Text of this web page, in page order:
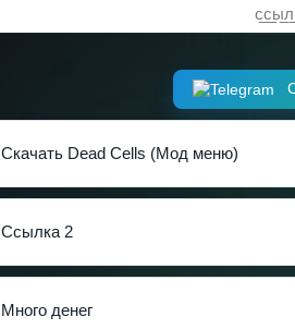
Скачать Dead Cells (Мод меню)
Ссылка 2
Много денег